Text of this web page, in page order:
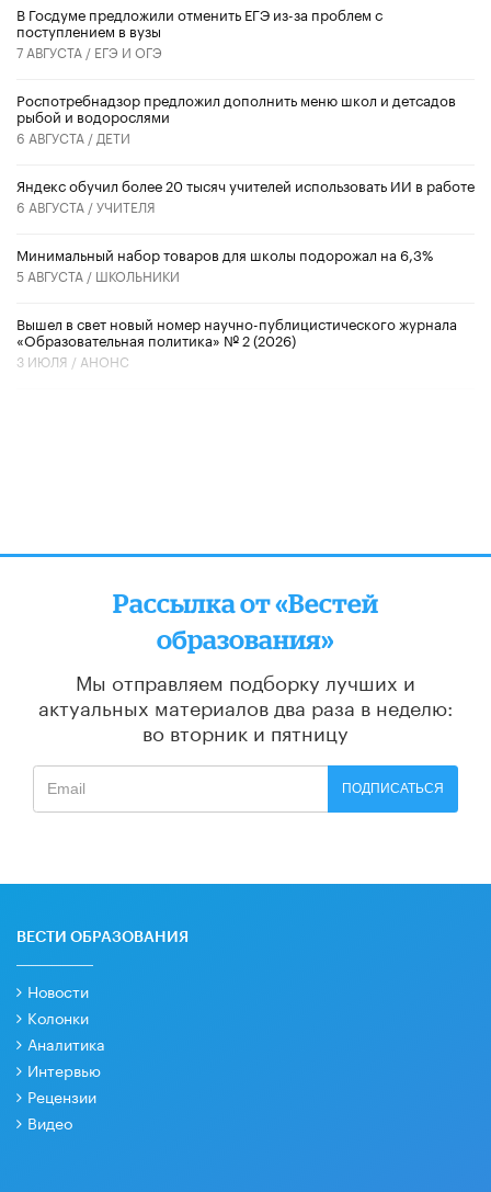
В Госдуме предложили отменить ЕГЭ из-за проблем с
поступлением в вузы
7 АВГУСТА / ЕГЭ И ОГЭ
Роспотребнадзор предложил дополнить меню школ и детсадов
рыбой и водорослями
6 АВГУСТА / ДЕТИ
​Яндекс обучил более 20 тысяч учителей использовать ИИ в работе
6 АВГУСТА /УЧИТЕЛЯ
Минимальный набор товаров для школы подорожал на 6,3%
5 АВГУСТА / ШКОЛЬНИКИ
Вышел в свет новый номер научно-публицистического журнала
«Образовательная политика» № 2 (2026)
3 ИЮЛЯ / АНОНС
Рассылка от «Вестей
образования»
Мы отправляем подборку лучших и
актуальных материалов два раза в неделю:
во вторник и пятницу
ПОДПИСАТЬСЯ
ВЕСТИ ОБРАЗОВАНИЯ
Новости
Колонки
Аналитика
Интервью
Рецензии
Видео